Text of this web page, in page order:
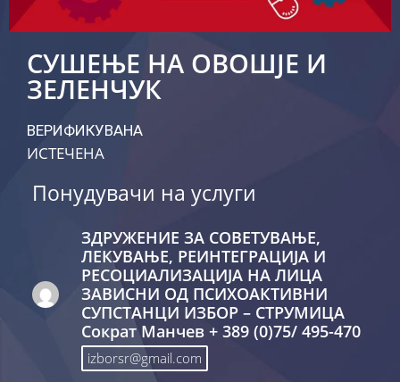
СУШЕЊЕ НА ОВОШЈЕ И
ЗЕЛЕНЧУК
ВЕРИФИКУВАНА
ИСТЕЧЕНА
Понудувачи на услуги
ЗДРУЖЕНИЕ ЗА СОВЕТУВАЊЕ,
ЛЕКУВАЊЕ, РЕИНТЕГРАЦИЈА И
РЕСОЦИАЛИЗАЦИЈА НА ЛИЦА
ЗАВИСНИ ОД ПСИХОАКТИВНИ
СУПСТАНЦИ ИЗБОР – СТРУМИЦА
Сократ Манчев + 389 (0)75/ 495-470
izborsr@gmail.com